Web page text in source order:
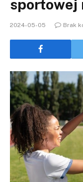
sportowej
2024-05-05 Brak